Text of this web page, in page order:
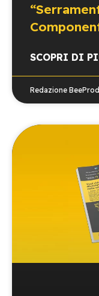
SCOPRI DI
Redazione